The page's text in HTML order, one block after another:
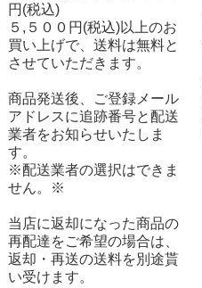
円(税込)
５,５００円(税込)以上のお
買い上げで、送料は無料と
させていただきます。
商品発送後、ご登録メール
アドレスに追跡番号と配送
業者をお知らせいたしま
す。
※配送業者の選択はできま
せん。※
当店に返却になった商品の
再配達をご希望の場合は、
返却・再送の送料を別途貰
い受けます。